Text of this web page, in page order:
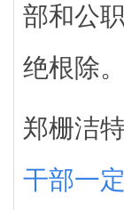
部和公
绝根除。
郑栅洁
干部一